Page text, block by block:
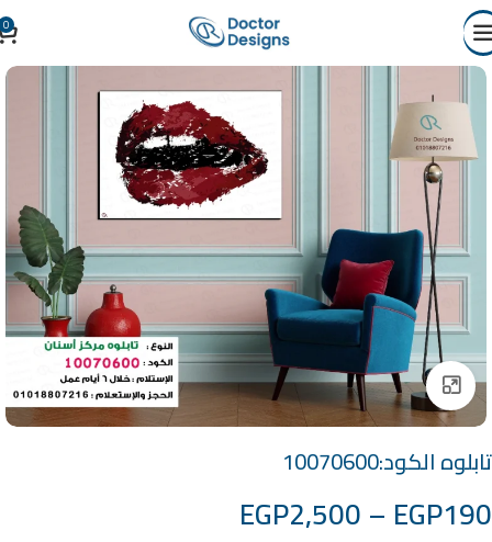
0
Click to enlarge
تابلوه الكود:10070600
EGP190
–
EGP2,500